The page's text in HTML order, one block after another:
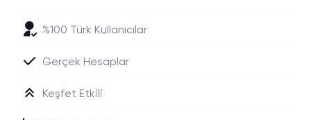
%100 Türk Kullanıcılar
Gerçek Hesaplar
Keşfet Etkili